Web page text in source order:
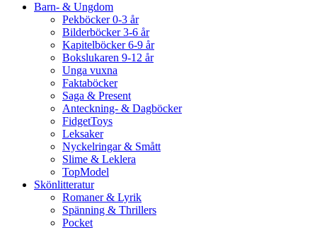
Barn- & Ungdom
Pekböcker 0-3 år
Bilderböcker 3-6 år
Kapitelböcker 6-9 år
Bokslukaren 9-12 år
Unga vuxna
Faktaböcker
Saga & Present
Anteckning- & Dagböcker
FidgetToys
Leksaker
Nyckelringar & Smått
Slime & Leklera
TopModel
Skönlitteratur
Romaner & Lyrik
Spänning & Thrillers
Pocket